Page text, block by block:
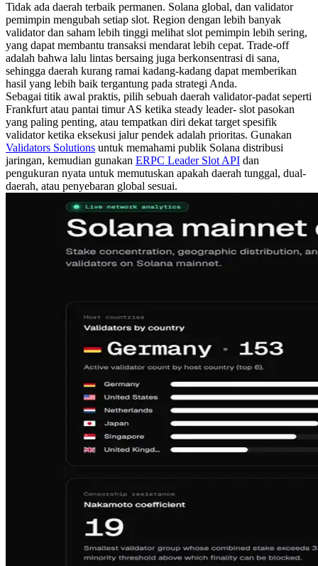
Tidak ada daerah terbaik permanen. Solana global, dan validator
pemimpin mengubah setiap slot. Region dengan lebih banyak
validator dan saham lebih tinggi melihat slot pemimpin lebih sering,
yang dapat membantu transaksi mendarat lebih cepat. Trade-off
adalah bahwa lalu lintas bersaing juga berkonsentrasi di sana,
sehingga daerah kurang ramai kadang-kadang dapat memberikan
hasil yang lebih baik tergantung pada strategi Anda.
Sebagai titik awal praktis, pilih sebuah daerah validator-padat seperti
Frankfurt atau pantai timur AS ketika steady leader- slot pasokan
yang paling penting, atau tempatkan diri dekat target spesifik
validator ketika eksekusi jalur pendek adalah prioritas. Gunakan
Validators Solutions untuk memahami publik Solana distribusi
jaringan, kemudian gunakan ERPC Leader Slot API dan
pengukuran nyata untuk memutuskan apakah daerah tunggal, dual-
daerah, atau penyebaran global sesuai.